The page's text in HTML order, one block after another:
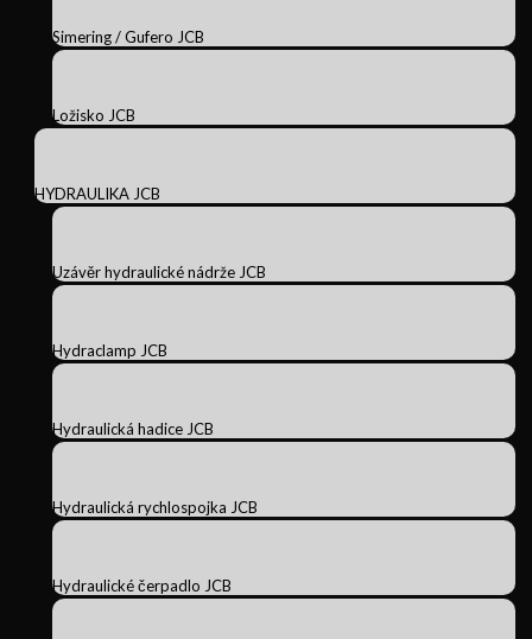
Simering / Gufero JCB
Ložisko JCB
HYDRAULIKA JCB
Uzávěr hydraulické nádrže JCB
Hydraclamp JCB
Hydraulická hadice JCB
Hydraulická rychlospojka JCB
Hydraulické čerpadlo JCB